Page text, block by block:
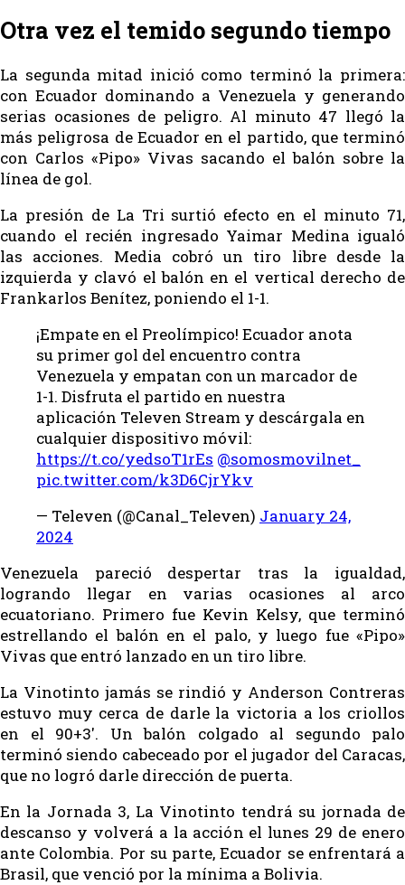
Otra vez el temido segundo tiempo
La segunda mitad inició como terminó la primera:
con Ecuador dominando a Venezuela y generando
serias ocasiones de peligro. Al minuto 47 llegó la
más peligrosa de Ecuador en el partido, que terminó
con Carlos «Pipo» Vivas sacando el balón sobre la
línea de gol.
La presión de La Tri surtió efecto en el minuto 71,
cuando el recién ingresado Yaimar Medina igualó
las acciones. Media cobró un tiro libre desde la
izquierda y clavó el balón en el vertical derecho de
Frankarlos Benítez, poniendo el 1-1.
¡Empate en el Preolímpico! Ecuador anota
su primer gol del encuentro contra
Venezuela y empatan con un marcador de
1-1. Disfruta el partido en nuestra
aplicación Televen Stream y descárgala en
cualquier dispositivo móvil:
https://t.co/yedsoT1rEs @somosmovilnet_
pic.twitter.com/k3D6CjrYkv
— Televen (@Canal_Televen) January 24,
2024
Venezuela pareció despertar tras la igualdad,
logrando llegar en varias ocasiones al arco
ecuatoriano. Primero fue Kevin Kelsy, que terminó
estrellando el balón en el palo, y luego fue «Pipo»
Vivas que entró lanzado en un tiro libre.
La Vinotinto jamás se rindió y Anderson Contreras
estuvo muy cerca de darle la victoria a los criollos
en el 90+3′. Un balón colgado al segundo palo
terminó siendo cabeceado por el jugador del Caracas,
que no logró darle dirección de puerta.
En la Jornada 3, La Vinotinto tendrá su jornada de
descanso y volverá a la acción el lunes 29 de enero
ante Colombia. Por su parte, Ecuador se enfrentará a
Brasil, que venció por la mínima a Bolivia.